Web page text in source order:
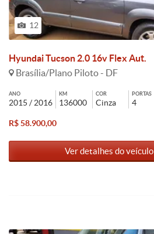
12
Hyundai Tucson 2.0 16v Flex Aut.
Brasília/Plano Piloto - DF
ANO
2015 / 2016
KM
136000
COR
Cinza
PORTAS
4
R$ 58.900,00
Ver detalhes do veículo